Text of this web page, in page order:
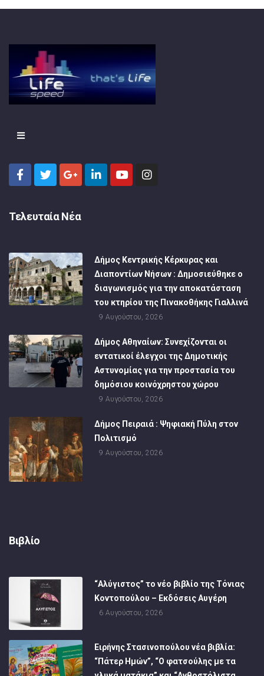
Τελευταία Νέα
Δήμος Κεντρικής Κέρκυρας και
Διαποντίων Νήσων : Δημοσιεύθηκε ο
διαγωνισμός για την αποκατάσταση
του κτηρίου της Πινακοθήκης Γιαλλινά
9 Αυγούστου, 2026
Δήμος Αθηναίων: Συνεχίζονται οι
εντατικοί έλεγχοι της Δημοτικής
Αστυνομίας για την προστασία του
δημόσιου κοινόχρηστου χώρου
9 Αυγούστου, 2026
Δήμος Πειραιά : Ψηφιακή Πύλη στον
Πολιτισμό
9 Αυγούστου, 2026
Βιβλίο
“Αλύγιστος” το νέο βιβλίο της Τόνιας
Κοντοπούλου – Εκδόσεις Αυγέρη
6 Αυγούστου, 2026
Ειρήνης Στασινοπούλου νέα βιβλία:
“Πάτερ Ημών”, “Ο φατσούλης με τα